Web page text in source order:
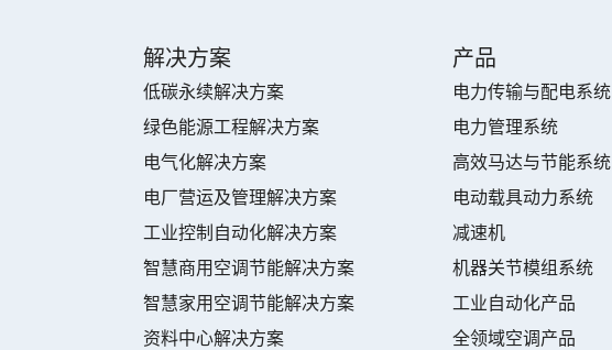
解决方案
低碳永续解决方案
绿色能源工程解决方案
电气化解决方案
电厂营运及管理解决方案
工业控制自动化解决方案
智慧商用空调节能解决方案
智慧家用空调节能解决方案
资料中心解决方案
产品
电力传输与配电系统
电力管理系统
高效马达与节能系统
电动载具动力系统
减速机
机器关节模组系统
工业自动化产品
全领域空调产品